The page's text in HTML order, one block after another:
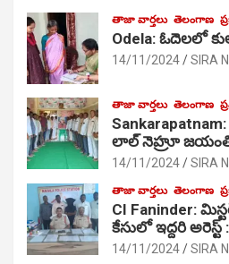
తాజా వార్తలు తెలంగాణ
Odela: ఓదెలలో
14/11/2024 SIRA
తాజా వార్తలు తెలంగాణ
లాల్ నెహ్రూ జయంతి
14/11/2024 SIRA
తాజా వార్తలు తెలంగాణ
CI Faninder:
కేసులో ఇద్దరి
14/11/2024 SIRA